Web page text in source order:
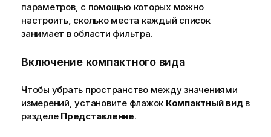
параметров, с помощью которых можно
настроить, сколько места каждый список
занимает в области фильтра.
Включение компактного вида
Чтобы убрать пространство между значениями
измерений, установите флажок Компактный видв
разделе Представление.